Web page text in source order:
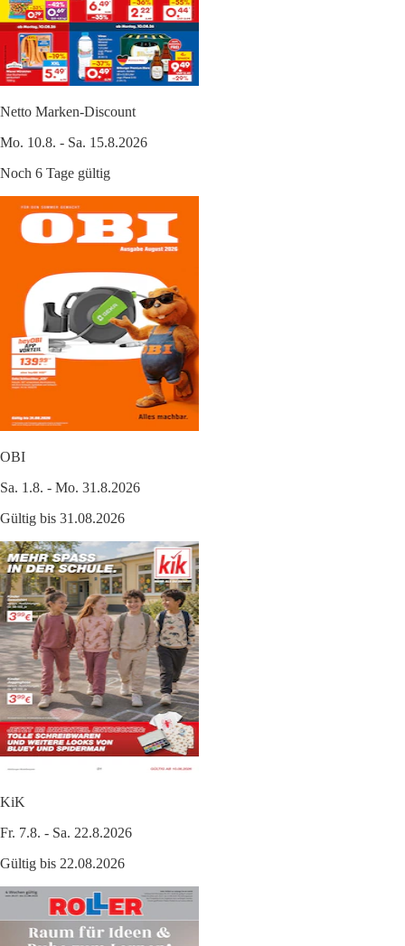
Netto Marken-Discount
Mo. 10.8. - Sa. 15.8.2026
Noch 6 Tage gültig
OBI
Sa. 1.8. - Mo. 31.8.2026
Gültig bis 31.08.2026
KiK
Fr. 7.8. - Sa. 22.8.2026
Gültig bis 22.08.2026